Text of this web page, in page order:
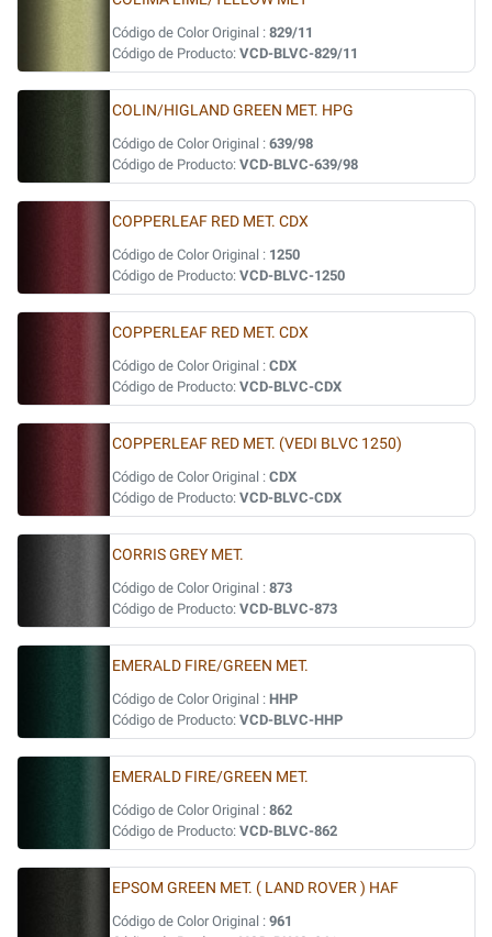
Código de Color Original : 829/11
Código de Producto: VCD-BLVC-829/11
COLIN/HIGLAND GREEN MET. HPG
Código de Color Original : 639/98
Código de Producto: VCD-BLVC-639/98
COPPERLEAF RED MET. CDX
Código de Color Original : 1250
Código de Producto: VCD-BLVC-1250
COPPERLEAF RED MET. CDX
Código de Color Original : CDX
Código de Producto: VCD-BLVC-CDX
COPPERLEAF RED MET. (VEDI BLVC 1250)
Código de Color Original : CDX
Código de Producto: VCD-BLVC-CDX
CORRIS GREY MET.
Código de Color Original : 873
Código de Producto: VCD-BLVC-873
EMERALD FIRE/GREEN MET.
Código de Color Original : HHP
Código de Producto: VCD-BLVC-HHP
EMERALD FIRE/GREEN MET.
Código de Color Original : 862
Código de Producto: VCD-BLVC-862
EPSOM GREEN MET. ( LAND ROVER ) HAF
Código de Color Original : 961